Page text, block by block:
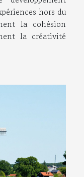
hors du
la cohésion
la créativité